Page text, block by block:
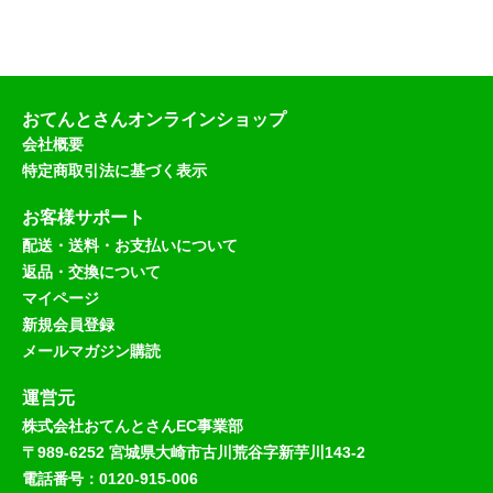
おてんとさんオンラインショップ
会社概要
特定商取引法に基づく表示
お客様サポート
配送・送料・お支払いについて
返品・交換について
マイページ
新規会員登録
メールマガジン購読
運営元
株式会社おてんとさんEC事業部
〒989-6252 宮城県大崎市古川荒谷字新芋川143-2
電話番号：0120-915-006